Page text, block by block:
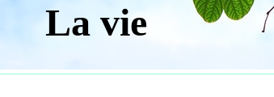
La vie